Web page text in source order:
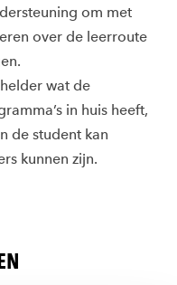
om met
over de leerroute
wat de
in huis heeft,
de student kan
kunnen zijn.